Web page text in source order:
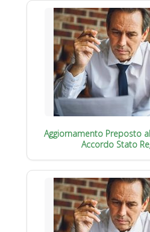
Aggiornamento Preposto
Accordo Stato